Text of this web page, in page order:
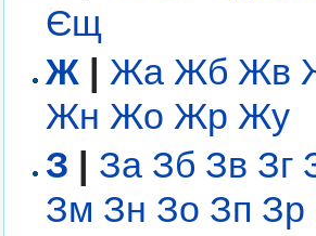
Єщ
Ж | Жа Жб Жв
Жн Жо Жр Жу
З | За Зб Зв Зг
Зм Зн Зо Зп Зр